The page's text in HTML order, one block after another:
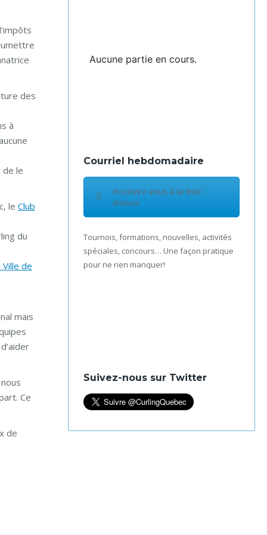
des
à
de le
le Club
du
Ville de
mais
Ce
de
Aucune partie en cours.
Courriel hebdomadaire
Inscrivez-vous à la liste
d’envoi
Tournois, formations, nouvelles, activités
spéciales, concours… Une façon pratique
pour ne rien manquer!
Suivez-nous sur Twitter